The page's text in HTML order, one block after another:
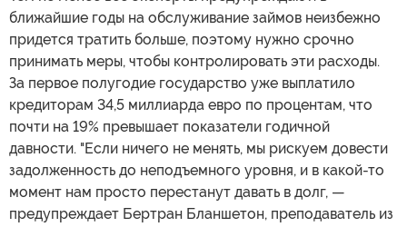
ближайшие годы на обслуживание займов неизбежно
придется тратить больше, поэтому нужно срочно
принимать меры, чтобы контролировать эти расходы.
За первое полугодие государство уже выплатило
кредиторам 34,5 миллиарда евро по процентам, что
почти на 19% превышает показатели годичной
давности. "Если ничего не менять, мы рискуем довести
задолженность до неподъемного уровня, и в какой-то
момент нам просто перестанут давать в долг, —
предупреждает Бертран Бланшетон, преподаватель из